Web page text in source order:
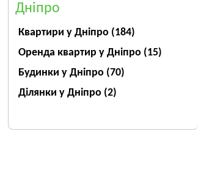
Дніпро
Квартири у Дніпрo (184)
Оренда квартир у Дніпро (15)
Будинки у Дніпро (70)
Ділянки у Дніпро (2)